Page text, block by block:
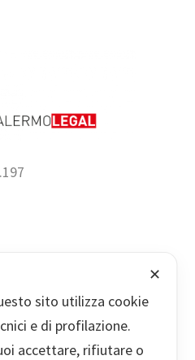
n. 60
✕
sito utilizza cookie
e di profilazione.
accettare, rifiutare o